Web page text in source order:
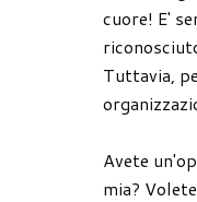
cuore! E'
Tuttavia,
Avete
mia?